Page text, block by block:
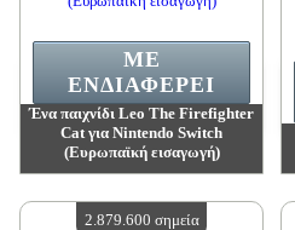
Ένα παιχνίδι Leo The Firefighter
Cat για Nintendo Switch
(Ευρωπαϊκή εισαγωγή)
Διαθέσιμη ποσότητα:4
ΜΕ
ΕΝΔΙΑΦΈΡΕΙ
2.879.600 σημεία